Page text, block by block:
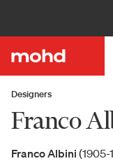
Designers
Franco
Franco Albini (1905-